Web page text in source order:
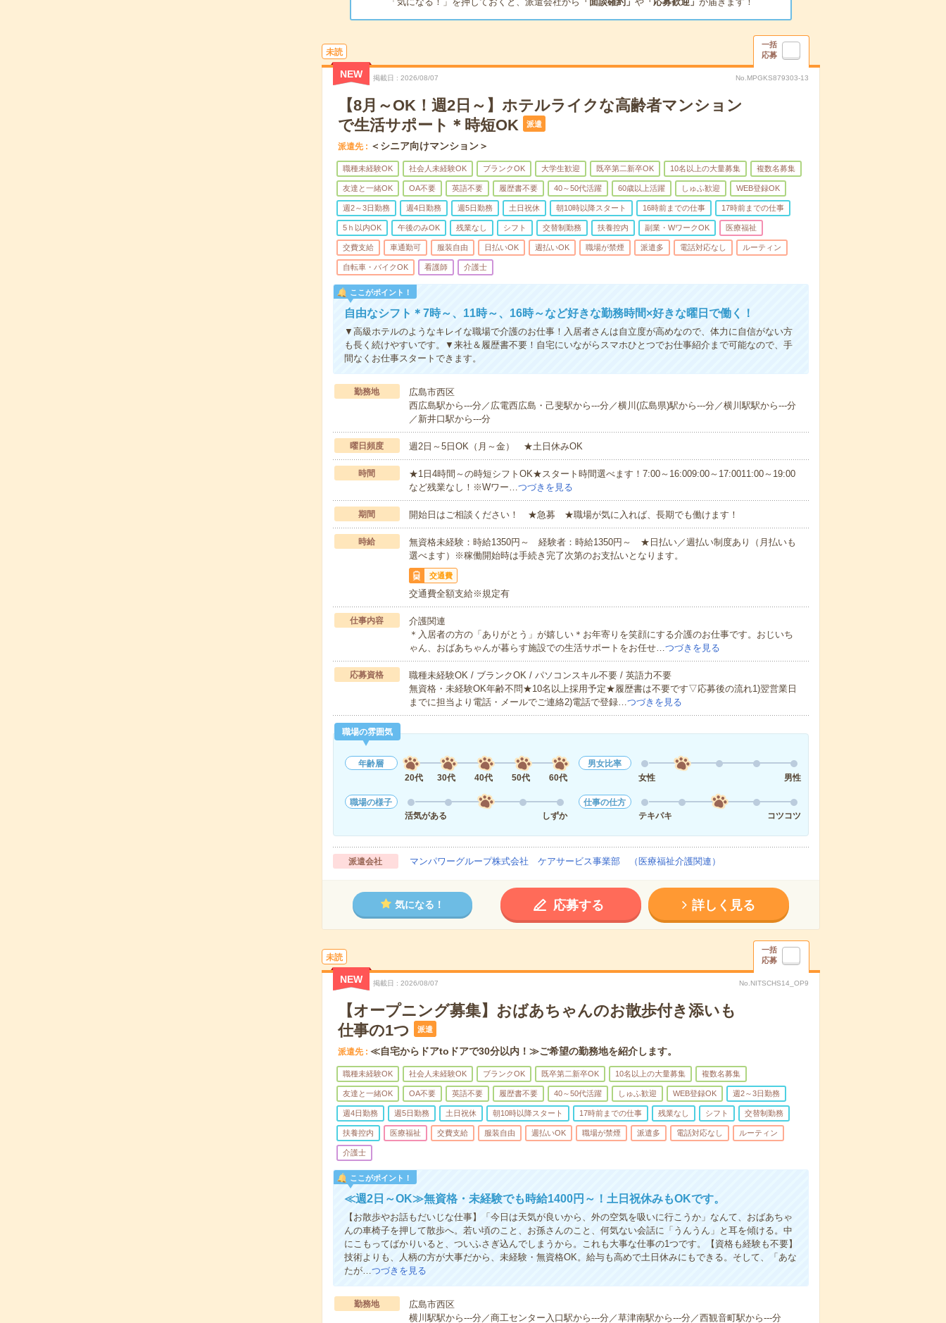
未読
一括
応募
NEW 掲載日 2026/08/07 No.MPGKS879303-13
【8月～OK！週2日～】ホテルライクな高齢者マンション
で生活サポート＊時短OK
派遣
派遣先 ＜シニア向けマンション＞
職種未経験OK 社会人未経験OK ブランクOK 大学生歓迎 既卒第二新卒OK 10名以上の大量募集 複数名募集
友達と一緒OK OA不要 英語不要 履歴書不要 40～50代活躍 60歳以上活躍 しゅふ歓迎 WEB登録OK
週2～3日勤務 週4日勤務 週5日勤務 土日祝休 朝10時以降スタート 16時前までの仕事 17時前までの仕事
5ｈ以内OK 午後のみOK 残業なし シフト 交替制勤務 扶養控内 副業・WワークOK 医療福祉
交費支給 車通勤可 服装自由 日払いOK 週払いOK 職場が禁煙 派遣多 電話対応なし ルーティン
自転車・バイクOK 看護師 介護士
ここがポイント！
自由なシフト＊7時～、11時～、16時～など好きな勤務時間×好きな曜日で働く！
▼高級ホテルのようなキレイな職場で介護のお仕事！入居者さんは自立度が高めなので、体力に自信がない方
も長く続けやすいです。▼来社＆履歴書不要！自宅にいながらスマホひとつでお仕事紹介まで可能なので、手
間なくお仕事スタートできます。
勤務地
広島市西区
西広島駅から---分／広電西広島・己斐駅から---分／横川(広島県)駅から---分／横川駅駅から---分
／新井口駅から---分
曜日頻度 週2日～5日OK（月～金） ★土日休みOK
時間
★1日4時間～の時短シフトOK★スタート時間選べます！7:00～16:009:00～17:0011:00～19:00
など残業なし！※Wワー…つづきを見る
期間 開始日はご相談ください！ ★急募 ★職場が気に入れば、長期でも働けます！
時給
無資格未経験：時給1350円～ 経験者：時給1350円～ ★日払い／週払い制度あり（月払いも
選べます）※稼働開始時は手続き完了次第のお支払いとなります。
交通費
交通費全額支給※規定有
仕事内容
介護関連
＊入居者の方の「ありがとう」が嬉しい＊お年寄りを笑顔にする介護のお仕事です。おじいち
ゃん、おばあちゃんが暮らす施設での生活サポートをお任せ…つづきを見る
応募資格
職種未経験OK / ブランクOK / パソコンスキル不要 / 英語力不要
無資格・未経験OK年齢不問★10名以上採用予定★履歴書は不要です▽応募後の流れ1)翌営業日
までに担当より電話・メールでご連絡2)電話で登録…つづきを見る
職場の雰囲気
年齢層
20代
30代 40代 50代 60代
男女比率
女性
男性
職場の様子
活気がある
しずか
仕事の仕方
テキパキ
コツコツ
派遣会社 マンパワーグループ株式会社 ケアサービス事業部 （医療福祉介護関連）
気になる！ 応募する 詳しく見る
未読
一括
応募
NEW 掲載日 2026/08/07 No.NITSCHS14_OP9
【オープニング募集】おばあちゃんのお散歩付き添いも
仕事の1つ
派遣
派遣先 ≪自宅からドアtoドアで30分以内！≫ご希望の勤務地を紹介します。
職種未経験OK 社会人未経験OK ブランクOK 既卒第二新卒OK 10名以上の大量募集 複数名募集
友達と一緒OK OA不要 英語不要 履歴書不要 40～50代活躍 しゅふ歓迎 WEB登録OK 週2～3日勤務
週4日勤務 週5日勤務 土日祝休 朝10時以降スタート 17時前までの仕事 残業なし シフト 交替制勤務
扶養控内 医療福祉 交費支給 服装自由 週払いOK 職場が禁煙 派遣多 電話対応なし ルーティン
介護士
ここがポイント！
≪週2日～OK≫無資格・未経験でも時給1400円～！土日祝休みもOKです。
【お散歩やお話もだいじな仕事】「今日は天気が良いから、外の空気を吸いに行こうか」なんて、おばあちゃ
んの車椅子を押して散歩へ。若い頃のこと、お孫さんのこと、何気ない会話に「うんうん」と耳を傾ける。中
にこもってばかりいると、ついふさぎ込んでしまうから。これも大事な仕事の1つです。【資格も経験も不要】
技術よりも、人柄の方が大事だから、未経験・無資格OK。給与も高めで土日休みにもできる。そして、「あな
たが…つづきを見る
勤務地
広島市西区
横川駅駅から---分／商工センター入口駅から---分／草津南駅から---分／西観音町駅から---分